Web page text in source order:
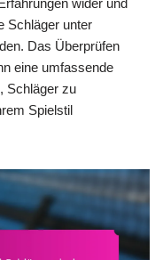
Schläger unter
Das Überprüfen
eine umfassende
Schläger zu
Spielstil